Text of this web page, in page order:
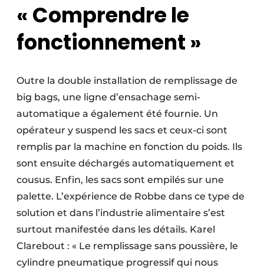
« Comprendre le
fonctionnement »
Outre la double installation de remplissage de
big bags, une ligne d’ensachage semi-
automatique a également été fournie. Un
opérateur y suspend les sacs et ceux-ci sont
remplis par la machine en fonction du poids. Ils
sont ensuite déchargés automatiquement et
cousus. Enfin, les sacs sont empilés sur une
palette. L’expérience de Robbe dans ce type de
solution et dans l’industrie alimentaire s’est
surtout manifestée dans les détails. Karel
Clarebout : « Le remplissage sans poussière, le
cylindre pneumatique progressif qui nous